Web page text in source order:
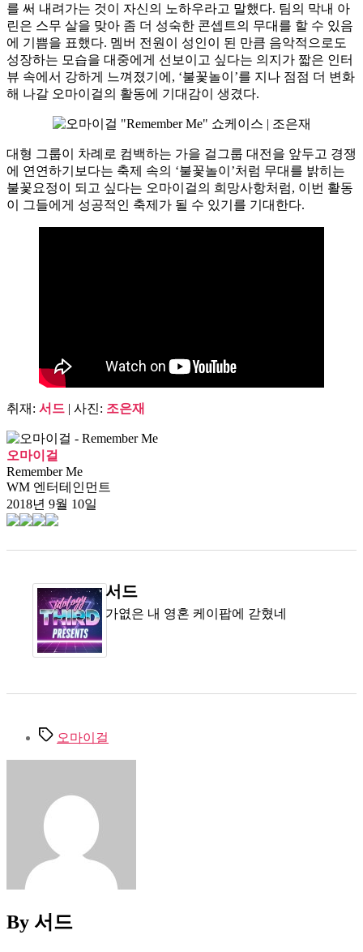
를 써 내려가는 것이 자신의 노하우라고 말했다. 팀의 막내 아
린은 스무 살을 맞아 좀 더 성숙한 콘셉트의 무대를 할 수 있음
에 기쁨을 표했다. 멤버 전원이 성인이 된 만큼 음악적으로도
성장하는 모습을 대중에게 선보이고 싶다는 의지가 짧은 인터
뷰 속에서 강하게 느껴졌기에, ‘불꽃놀이’를 지나 점점 더 변화
해 나갈 오마이걸의 활동에 기대감이 생겼다.
대형 그룹이 차례로 컴백하는 가을 걸그룹 대전을 앞두고 경쟁
에 연연하기보다는 축제 속의 ‘불꽃놀이’처럼 무대를 밝히는
불꽃요정이 되고 싶다는 오마이걸의 희망사항처럼, 이번 활동
이 그들에게 성공적인 축제가 될 수 있기를 기대한다.
취재: 서드 | 사진: 조은재
오마이걸
Remember Me
WM 엔터테인먼트
2018년 9월 10일
서드
가엾은 내 영혼 케이팝에 갇혔네
Tags오마이걸
By 서드